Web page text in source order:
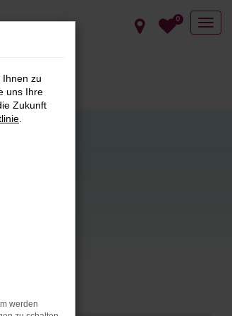
0
zu
uns Ihre
Zukunft
werden